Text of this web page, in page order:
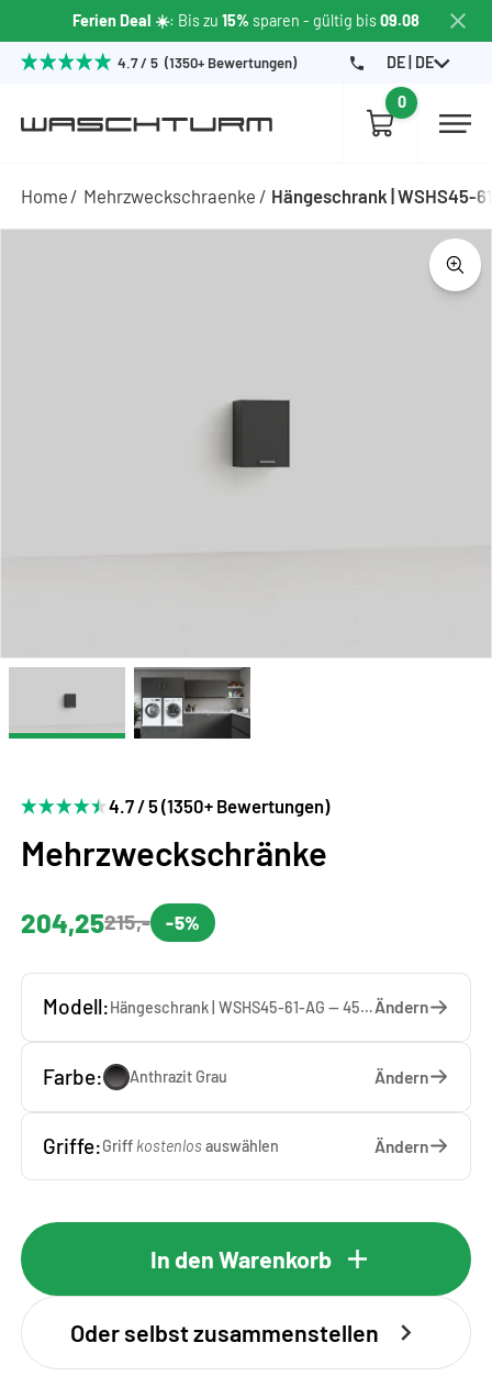
Ferien Deal ☀️: Bis zu 15% sparen - gültig bis09.08
4.7 / 5 (1350+ Bewertungen) DE | DE
0
Home Mehrzweckschraenke Hängeschrank | WSHS45-
4.7 / 5 (1350+ Bewertungen)
Mehrzweckschränke
204,25215,- -5%
Modell: Hängeschrank | WSHS45-61-AG — 45 x 61 x 37 cmÄndern
Farbe: Anthrazit Grau Ändern
Griffe:Griff kostenlosauswählen Ändern
In den Warenkorb
Oder selbst zusammenstellen